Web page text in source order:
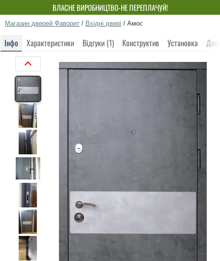
ВЛАСНЕ ВИРОБНИЦТВО-НЕ ПЕРЕПЛАЧУЙ!
Магазин дверей Фаворит / Вхідні двері / Амос
Інфо Характеристики Відгуки (1) Конструктив Установка